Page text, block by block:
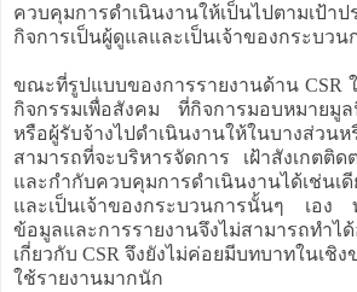
ควบคุมการดำเนินงานให้เป็นไปตามเ
กิจการเป็นผู้ดูแลและเป็นเจ้าของกระบวน
ขณะที่รูปแบบของการรายงานด้าน CSR
กิจกรรมเพื่อสังคม ที่กิจการมอบหมายมู
หรือผู้รับจ้างไปดำเนินงานให้ในบางส่วน
สามารถที่จะบริหารจัดการ เฝ้าสังเกตติด
และกำกับควบคุมการดำเนินงานได้เช่นเ
และเป็นเจ้าของกระบวนการนั้นๆ เอง
ข้อมูลและการรายงานจึงไม่สามารถทำไ
เกี่ยวกับ CSR จึงยังไม่ค่อยมีบทบาทในเชิ
ใช้รายงานมากนัก